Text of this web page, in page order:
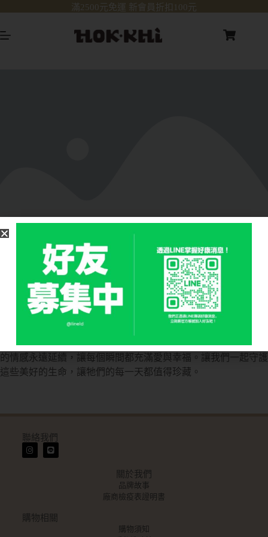
滿2500元免運 新會員折扣100元
在這個瞬息萬變的世界裡，我們深知孩子的生命短暫而珍貴。
為了給寵物最好的陪伴，我們創造了這個品牌，專注於寵物友善
的產品。我們相信，每一次的擁抱和陪伴都是無價的。
我們的使命是為每個家庭提供最溫暖的支持，讓孩子與寵物之間
的情感永遠延續，讓每個瞬間都充滿愛與幸福。讓我們一起守護
這些美好的生命，讓牠們的每一天都值得珍藏。
聯絡我們
關於我們
品牌故事
廠商檢疫表證明書
購物相關
購物須知